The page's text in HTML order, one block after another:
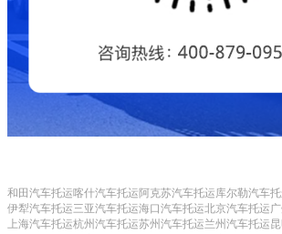
和田汽车托运喀什汽车托运 阿克苏汽车托运库尔勒汽车
伊犁汽车托运三亚汽车托运海口汽车托运北京汽车托运
上海汽车托运杭州汽车托运苏州汽车托运兰州汽车托运